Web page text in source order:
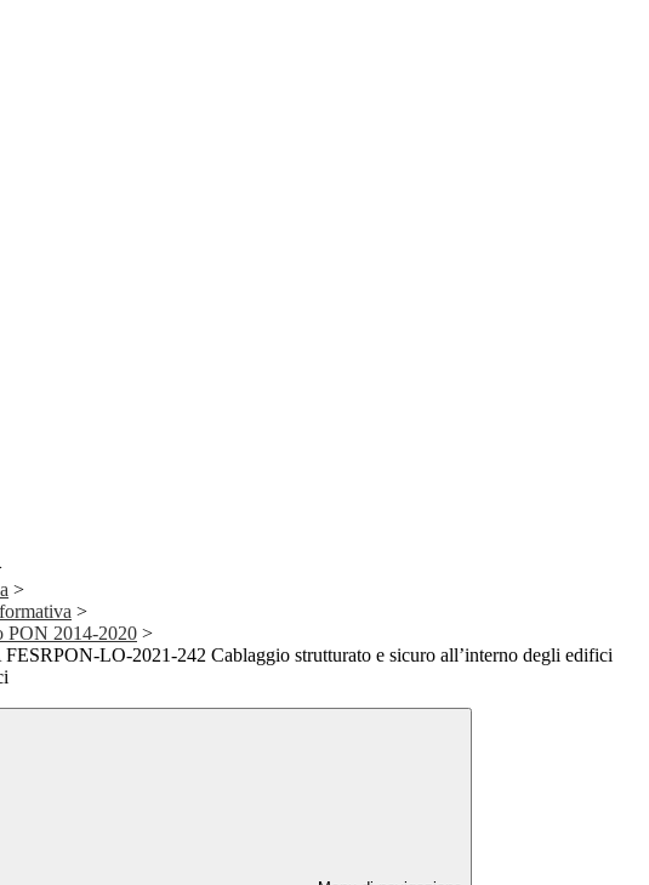
>
>
PON 2014-2020 >
FESRPON-LO-2021-242 Cablaggio strutturato e sicuro all’interno degli edifici